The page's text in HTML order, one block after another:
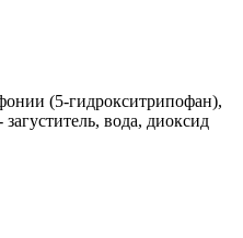
(5-гидрокситрипофан),
вода, диоксид